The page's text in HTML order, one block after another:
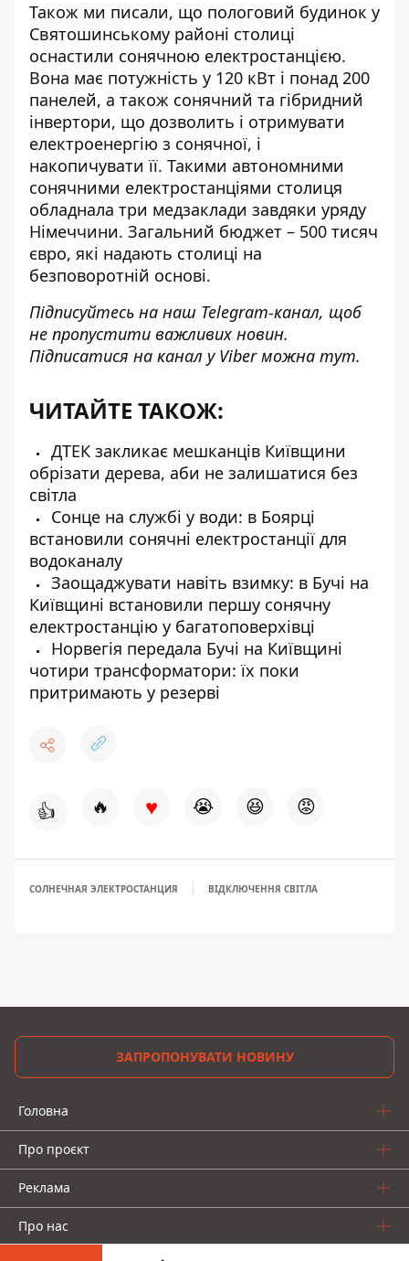
Також ми писали, що пологовий будинок у
Святошинському районі столиці
оснастили сонячною електростанцією.
Вона має потужність у 120 кВт і понад 200
панелей, а також сонячний та гібридний
інвертори, що дозволить і отримувати
електроенергію з сонячної, і
накопичувати її. Такими автономними
сонячними електростанціями столиця
обладнала три медзаклади завдяки уряду
Німеччини. Загальний бюджет – 500 тисяч
євро, які надають столиці на
безповоротній основі.
Підписуйтесь на наш Telegram-канал, щоб
не пропустити важливих новин.
Підписатися на канал у Viber можна тут.
ЧИТАЙТЕ ТАКОЖ:
ДТЕК закликає мешканців Київщини
обрізати дерева, аби не залишатися без
світла
Сонце на службі у води: в Боярці
встановили сонячні електростанції для
водоканалу
Заощаджувати навіть взимку: в Бучі на
Київщині встановили першу сонячну
електростанцію у багатоповерхівці
Норвегія передала Бучі на Київщині
чотири трансформатори: їх поки
притримають у резерві
👍 🔥 ♥ 😭 😆 😡
СОЛНЕЧНАЯ ЭЛЕКТРОСТАНЦИЯ ВІДКЛЮЧЕННЯ СВІТЛА
ЗАПРОПОНУВАТИ НОВИНУ
Головна
Про проєкт
Реклама
Про нас